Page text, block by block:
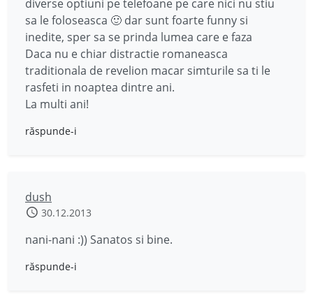
diverse optiuni pe telefoane pe care nici nu stiu
sa le foloseasca 🙂 dar sunt foarte funny si
inedite, sper sa se prinda lumea care e faza
Daca nu e chiar distractie romaneasca
traditionala de revelion macar simturile sa ti le
rasfeti in noaptea dintre ani.
La multi ani!
răspunde-i
dush
30.12.2013
nani-nani :)) Sanatos si bine.
răspunde-i